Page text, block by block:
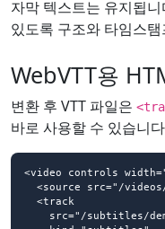
자막 텍스트는 유지됩
있도록 구조와 타임스
WebVTT용
변환 후 VTT 파일은
바로 사용할 수 있습니
<video controls